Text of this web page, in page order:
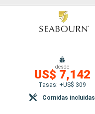
desde
US$ 7,142
Tasas: +US$ 309
Comidas incluidas